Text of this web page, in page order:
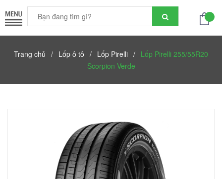
Trang chủ / Lốp ô tô / Lốp Pirelli / Lốp Pirelli 255/55R20
Scorpion Verde